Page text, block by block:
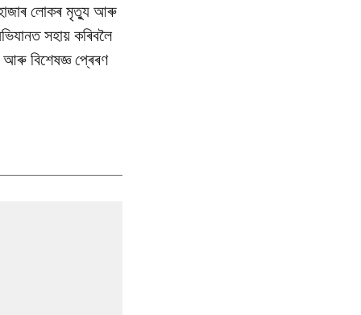
লোকৰ মৃত্যু আৰু
সহায় কৰিবলৈ
বিশেষজ্ঞ প্ৰেৰণ